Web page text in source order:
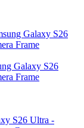
Galaxy S26
Frame